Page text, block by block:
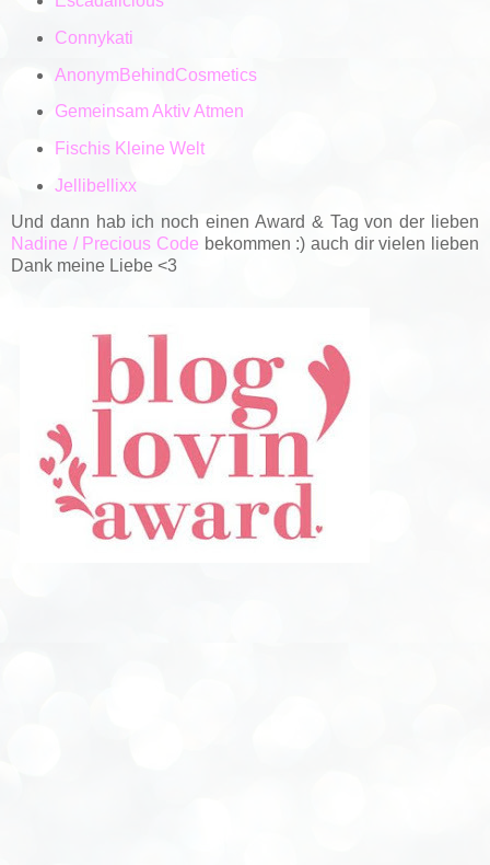
Connykati
AnonymBehindCosmetics
Gemeinsam Aktiv Atmen
Fischis Kleine Welt
Jellibellixx
Und dann hab ich noch einen Award & Tag von der lieben
Nadine / Precious Code bekommen :) auch dir vielen lieben
Dank meine Liebe <3